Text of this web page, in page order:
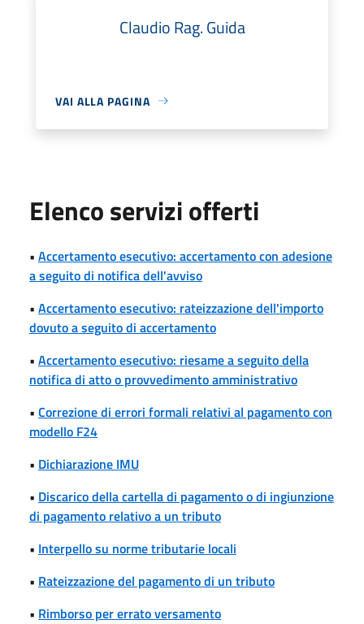
Claudio Rag. Guida
VAI ALLA PAGINA
Elenco servizi offerti
• Accertamento esecutivo: accertamento con adesione
a seguito di notifica dell'avviso
• Accertamento esecutivo: rateizzazione dell'importo
dovuto a seguito di accertamento
• Accertamento esecutivo: riesame a seguito della
notifica di atto o provvedimento amministrativo
• Correzione di errori formali relativi al pagamento con
modello F24
• Dichiarazione IMU
• Discarico della cartella di pagamento o di ingiunzione
di pagamento relativo a un tributo
• Interpello su norme tributarie locali
• Rateizzazione del pagamento di un tributo
• Rimborso per errato versamento